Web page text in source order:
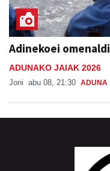
Adinekoei
ADUNAKO JAIAK 2026
Joni abu 08, 21:30 ADUNA